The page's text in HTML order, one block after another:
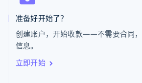
准备好开始了？
创建账户，开始收款——不需要合同
信息。
立即开始
泰国
ไทยEnglish
English
西班牙
Español
新加坡